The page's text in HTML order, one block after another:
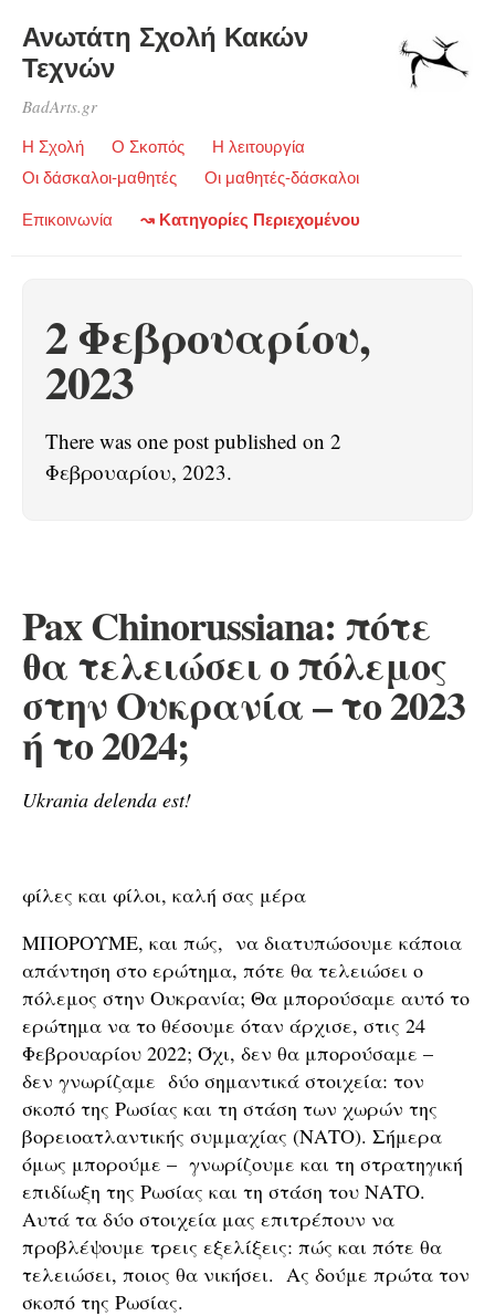
Ανωτάτη Σχολή Κακών
Τεχνών
BadArts.gr
Η Σχολή Ο Σκοπός
Η λειτουργία
Οι δάσκαλοι-μαθητές
Οι μαθητές-δάσκαλοι
Επικοινωνία ↝ Κατηγορίες Περιεχομένου
2 Φεβρουαρίου,
2023
There was one post published on 2
Φεβρουαρίου, 2023.
Pax Chinorussiana: πότε
θα τελειώσει ο πόλεμος
στην Ουκρανία – το 2023
ή το 2024;
Ukrania delenda est!
φίλες και φίλοι, καλή σας μέρα
ΜΠΟΡΟΥΜΕ, και πώς, να διατυπώσουμε κάποια
απάντηση στο ερώτημα, πότε θα τελειώσει ο
πόλεμος στην Ουκρανία; Θα μπορούσαμε αυτό το
ερώτημα να το θέσουμε όταν άρχισε, στις 24
Φεβρουαρίου 2022; Όχι, δεν θα μπορούσαμε –
δεν γνωρίζαμε δύο σημαντικά στοιχεία: τον
σκοπό της Ρωσίας και τη στάση των χωρών της
βορειοατλαντικής συμμαχίας (ΝΑΤΟ). Σήμερα
όμως μπορούμε – γνωρίζουμε και τη στρατηγική
επιδίωξη της Ρωσίας και τη στάση του ΝΑΤΟ.
Αυτά τα δύο στοιχεία μας επιτρέπουν να
προβλέψουμε τρεις εξελίξεις: πώς και πότε θα
τελειώσει, ποιος θα νικήσει. Ας δούμε πρώτα τον
σκοπό της Ρωσίας.